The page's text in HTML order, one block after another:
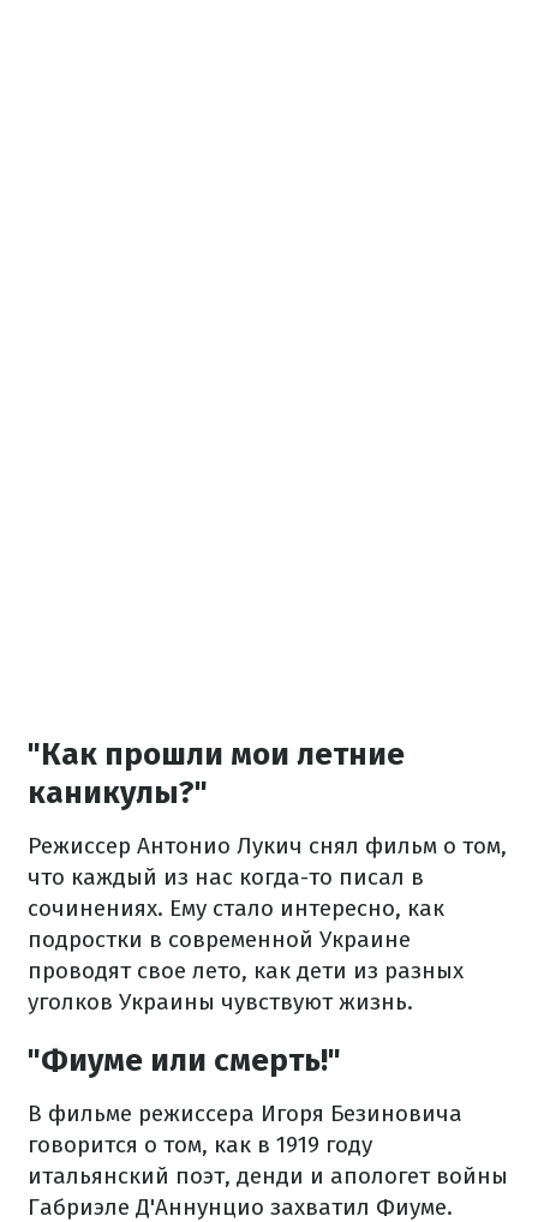
"Как прошли мои летние
каникулы?"
Режиссер Антонио Лукич снял фильм о том,
что каждый из нас когда-то писал в
сочинениях. Ему стало интересно, как
подростки в современной Украине
проводят свое лето, как дети из разных
уголков Украины чувствуют жизнь.
"Фиуме или смерть!"
В фильме режиссера Игоря Безиновича
говорится о том, как в 1919 году
итальянский поэт, денди и апологет войны
Габриэле Д'Аннунцио захватил Фиуме.